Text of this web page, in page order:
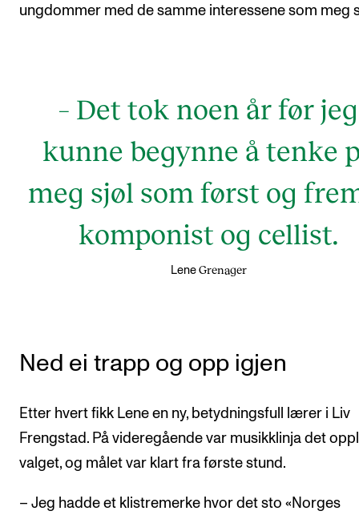
ungdommer med de samme interessene som meg
– Det tok noen år før jeg
kunne begynne å tenke
meg sjøl som først og
komponist og cellist.
Lene Grenager
Ned ei trapp og opp igjen
Etter hvert fikk Lene en ny, betydningsfull lærer i Liv
Frengstad. På videregående var musikklinja det
valget, og målet var klart fra første stund.
– Jeg hadde et klistremerke hvor det sto «Norges